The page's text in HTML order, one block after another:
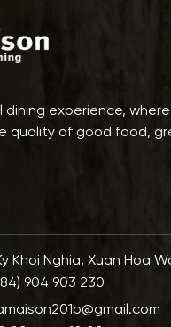
dining experience,
quality of good food,
Khoi Nghia, Xuan Hoa
904 903 230